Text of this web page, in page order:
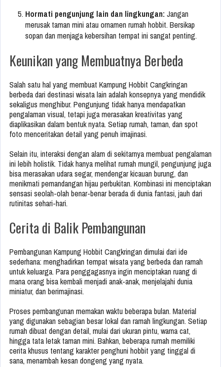
Hormati pengunjung lain dan lingkungan: Jangan
merusak taman mini atau ornamen rumah hobbit. Bersikap
sopan dan menjaga kebersihan tempat ini sangat penting.
Keunikan yang Membuatnya Berbeda
Salah satu hal yang membuat Kampung Hobbit Cangkringan
berbeda dari destinasi wisata lain adalah konsepnya yang mendidik
sekaligus menghibur. Pengunjung tidak hanya mendapatkan
pengalaman visual, tetapi juga merasakan kreativitas yang
diaplikasikan dalam bentuk nyata. Setiap rumah, taman, dan spot
foto menceritakan detail yang penuh imajinasi.
Selain itu, interaksi dengan alam di sekitarnya membuat pengalaman
ini lebih holistik. Tidak hanya melihat rumah mungil, pengunjung juga
bisa merasakan udara segar, mendengar kicauan burung, dan
menikmati pemandangan hijau perbukitan. Kombinasi ini menciptakan
sensasi seolah-olah benar-benar berada di dunia fantasi, jauh dari
rutinitas sehari-hari.
Cerita di Balik Pembangunan
Pembangunan Kampung Hobbit Cangkringan dimulai dari ide
sederhana: menghadirkan tempat wisata yang berbeda dan ramah
untuk keluarga. Para penggagasnya ingin menciptakan ruang di
mana orang bisa kembali menjadi anak-anak, menjelajahi dunia
miniatur, dan berimajinasi.
Proses pembangunan memakan waktu beberapa bulan. Material
yang digunakan sebagian besar lokal dan ramah lingkungan. Setiap
rumah dibuat dengan detail, mulai dari ukuran pintu, warna cat,
hingga tata letak taman mini. Bahkan, beberapa rumah memiliki
cerita khusus tentang karakter penghuni hobbit yang tinggal di
sana, menambah kesan dongeng yang nyata.